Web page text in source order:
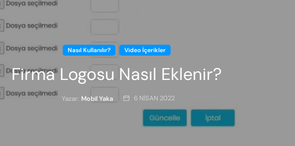
Nasıl Kullanılır? Video İçerikler
Firma Logosu Nasıl Eklenir?
Yazar: Mobil Yaka 6 NISAN 2022